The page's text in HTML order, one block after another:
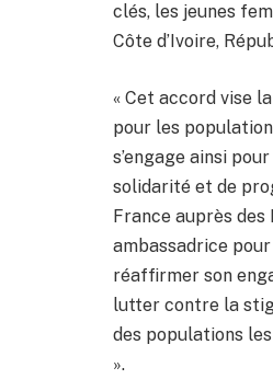
clés, les jeunes
Côte d’Ivoire,
« Cet accord vise
pour les
s’engage ainsi
solidarité et de
France auprès des
ambassadrice
réaffirmer son
lutter contre la
des populations
».